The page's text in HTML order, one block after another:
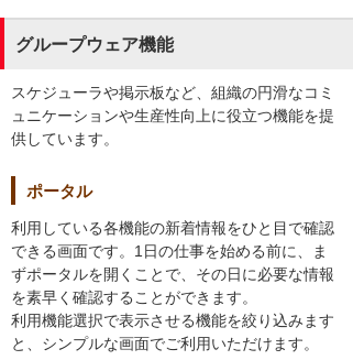
グループウェア機能
スケジューラや掲示板など、組織の円滑なコミ
ュニケーションや生産性向上に役立つ機能を提
供しています。
ポータル
利用している各機能の新着情報をひと目で確認
できる画面です。1日の仕事を始める前に、ま
ずポータルを開くことで、その日に必要な情報
を素早く確認することができます。
利用機能選択で表示させる機能を絞り込みます
と、シンプルな画面でご利用いただけます。